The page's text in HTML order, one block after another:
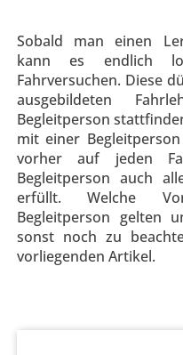
Sobald man einen
kann es endlich
Fahrversuchen. Diese
ausgebildeten
Begleitperson
mit einer
vorher auf jeden
Begleitperson auch
erfüllt.Welche
Begleitperson gelten
sonst noch zu
vorliegenden Artikel.